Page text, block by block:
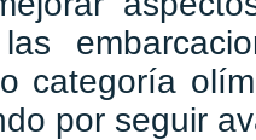
las
categoría
por seguir